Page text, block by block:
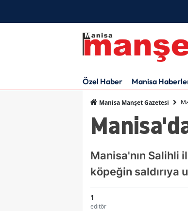
Özel Haber Manisa
Manisa Manşet Gazetesi
Manisa'nın Salihli
köpeğin saldırıya
1
editör